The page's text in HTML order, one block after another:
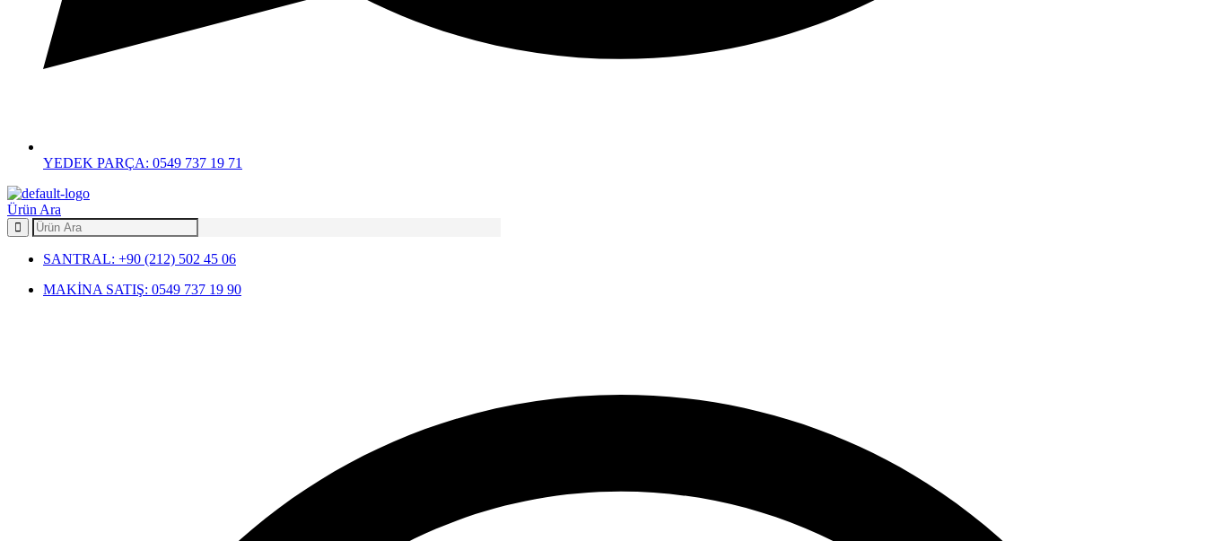
YEDEK PARÇA: 0549 737 19 71
Menu
Ürün Ara
SANTRAL: +90 (212) 502 45 06
MAKİNA SATIŞ: 0549 737 19 90